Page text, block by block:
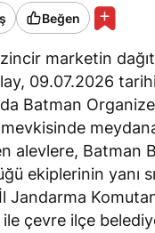
Beğen
marketin
09.07.2026
Batman
alevlere, Batman
ekiplerinin yanı
Jandarma
ile çevre ilçe